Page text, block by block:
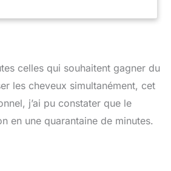
42% de résistance en plus à
cheveux séchés
celles qui souhaitent gagner du
les cheveux simultanément, cet
j’ai pu constater que le
en une quarantaine de minutes.